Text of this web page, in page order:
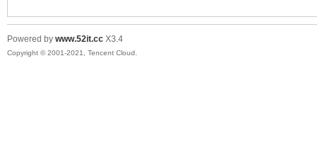
Powered by www.52it.cc X3.4
Copyright © 2001-2021, Tencent Cloud.